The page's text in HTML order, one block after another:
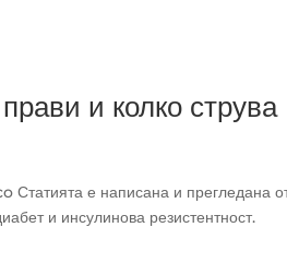
и колко струва
Статията е написана и прегледана
и инсулинова резистентност.